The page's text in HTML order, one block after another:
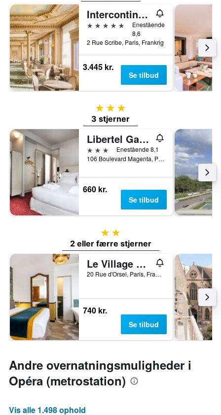
Intercontinental Hotels Paris - Le Grand By IHG
5 stjerner
Enestående
8,6
2 Rue Scribe, Paris, Frankrig
3.445 kr.
Se tilbud
3 stjerner
3 stjerner
Libertel Gare Du Nord Suede
3 stjernerEnestående 8,1
106 Boulevard Magenta, Paris, Frankrig
660 kr.
Se tilbud
2 stjerner
2 eller færre stjerner
Le Village Montmartre by Hiphophostels
20 Rue d'Orsel, Paris, Frankrig
740 kr.
Se tilbud
Andre overnatningsmuligheder i
Opéra (metrostation)
Vis alle 1.498 ophold